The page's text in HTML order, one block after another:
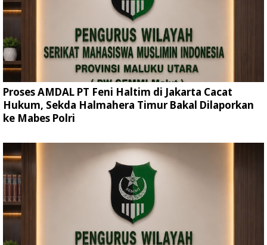
Proses AMDAL PT Feni Haltim di Jakarta Cacat
Hukum, Sekda Halmahera Timur Bakal Dilaporkan
ke Mabes Polri